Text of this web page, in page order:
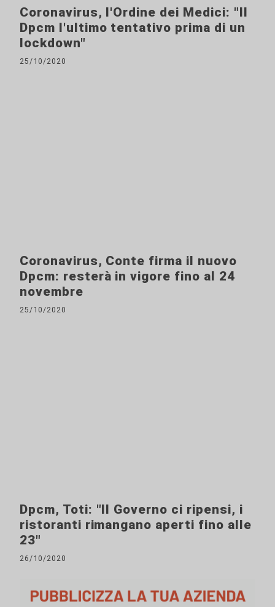
Coronavirus, l'Ordine dei Medici: "Il
Dpcm l'ultimo tentativo prima di un
lockdown"
25/10/2020
Coronavirus, Conte firma il nuovo
Dpcm: resterà in vigore fino al 24
novembre
25/10/2020
Dpcm, Toti: "Il Governo ci ripensi, i
ristoranti rimangano aperti fino alle
23"
26/10/2020